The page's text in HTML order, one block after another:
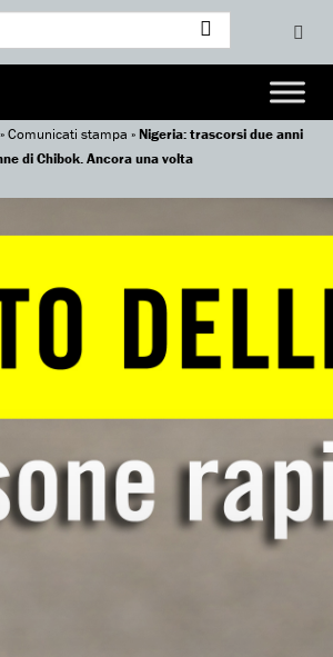
»Comunicati stampa »Nigeria: trascorsi due anni
di Chibok. Ancora una volta